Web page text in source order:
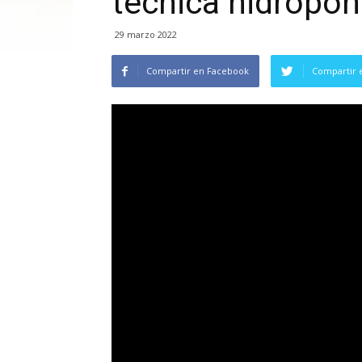
29 marzo 2022
Compartir en Facebook Compartir